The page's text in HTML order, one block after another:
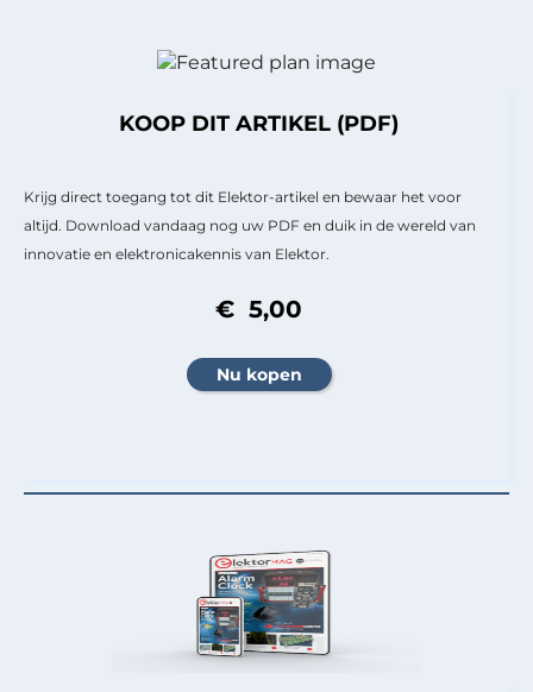
KOOP DIT ARTIKEL (PDF)
Krijg direct toegang tot dit Elektor-artikel en bewaar het voor
altijd. Download vandaag nog uw PDF en duik in de wereld van
innovatie en elektronicakennis van Elektor.
€ 5,00